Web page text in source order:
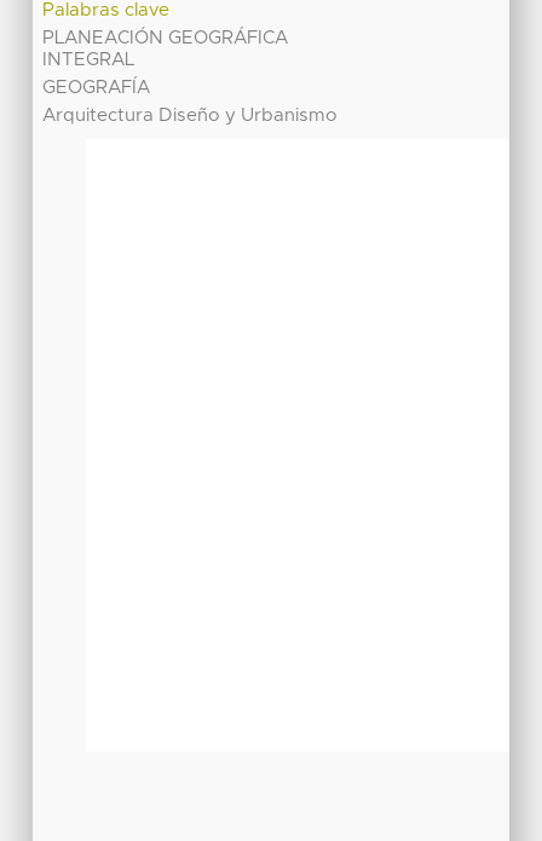
Palabras clave
PLANEACIÓN GEOGRÁFICA
INTEGRAL
GEOGRAFÍA
Arquitectura Diseño y Urbanismo